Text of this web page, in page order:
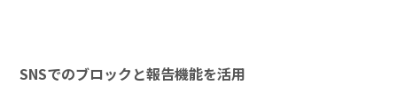
SNSでのブロックと報告機能を活用